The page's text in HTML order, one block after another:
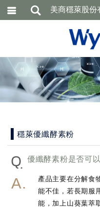
穩萊優纖酵素粉
Q
優纖酵素粉是否可
產品主要在分解食
能不佳，若長期服
能，加上山葵葉萃
美商穩萊股份